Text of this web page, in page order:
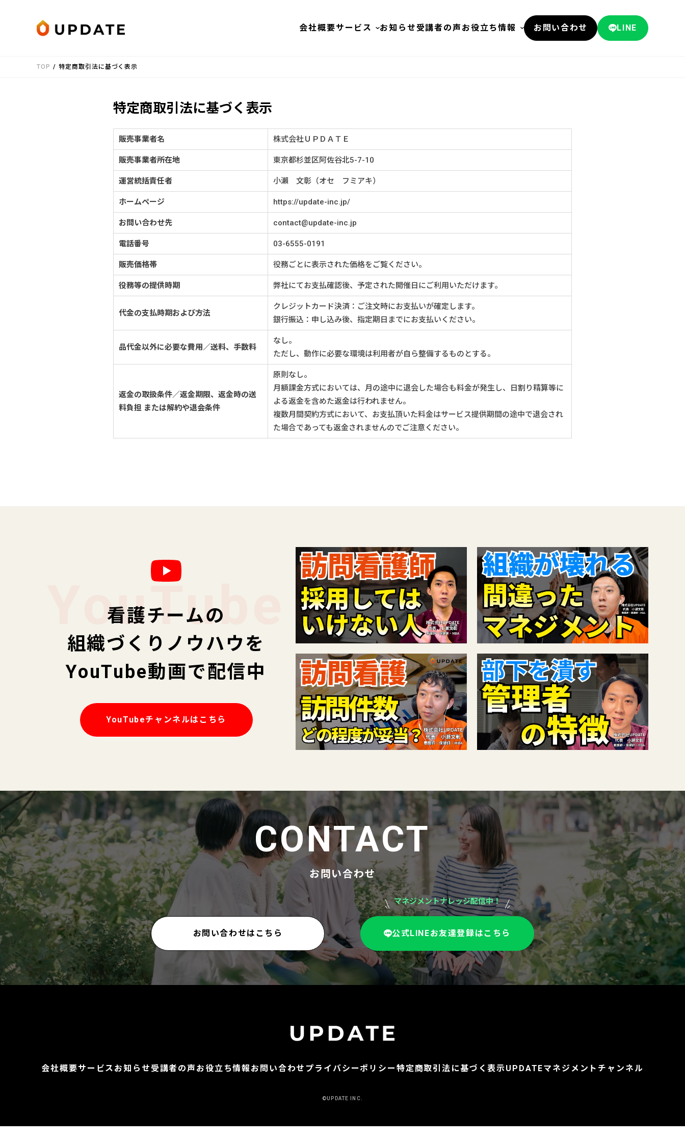
会社概要サービス お知らせ 受講者の声 お役立ち情報 お問い合わせ LINE
TOP / 特定商取引法に基づく表示
特定商取引法に基づく表示
販売事業者名 株式会社ＵＰＤＡＴＥ
販売事業者所在地 東京都杉並区阿佐谷北5-7-10
運営統括責任者 小瀨 文彰（オセ フミアキ）
ホームページ https://update-inc.jp/
お問い合わせ先 contact@update-inc.jp
電話番号 03-6555-0191
販売価格帯 役務ごとに表示された価格をご覧ください。
役務等の提供時期 弊社にてお支払確認後、予定された開催日にご利用いただけます。
代金の支払時期および方法
クレジットカード決済：ご注文時にお支払いが確定します。
銀行振込：申し込み後、指定期日までにお支払いください。
品代金以外に必要な費用／送料、手数料
なし。
ただし、動作に必要な環境は利用者が自ら整備するものとする。
返金の取扱条件／返金期限、返金時の送
料負担 または解約や退会条件
原則なし。
月額課金方式においては、月の途中に退会した場合も料金が発生し、日割り精算等に
よる返金を含めた返金は行われません。
複数月間契約方式において、お支払頂いた料金はサービス提供期間の途中で退会され
た場合であっても返金されませんのでご注意ください。
YouTube
看護チームの
組織づくりノウハウを
YouTube動画で配信中
YouTubeチャンネルはこちら
CONTACT
お問い合わせ
お問い合わせはこちら
マネジメントナレッジ配信中！
公式LINEお友達登録はこちら
会社概要サービス お知らせ 受講者の声 お役立ち情報お問い合わせ プライバシーポリシー 特定商取引法に基づく表示UPDATEマネジメントチャンネル
©︎UPDATE INC.